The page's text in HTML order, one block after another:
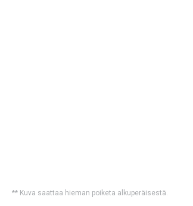
** Kuva saattaa hieman poiketa alkuperäisestä.